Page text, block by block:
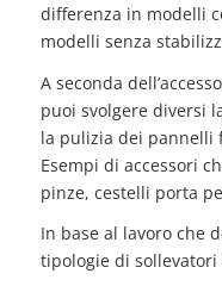
differenza in modelli
modelli senza
A seconda
puoi svolgere diversi
la pulizia dei pannelli
Esempi di accessori
pinze, cestelli porta
In base al lavoro che
tipologie di sollevatori